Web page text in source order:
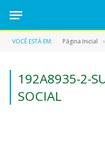
VOCÊ ESTÁ EM: Página Inicial
192A8935-2-
SOCIAL